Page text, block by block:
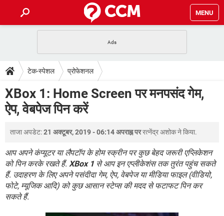
MENU
फोन पर अकाउंट बैलेंस चेक
WhatsApp Hack हो गया? Lucky Patcher यूज करें
टेक-स्पेशल
2020 के फ्री एंटीवायरस
बेस्ट फ्री ऑनलाइन गेम्स
डाउनलोड
Vidmate
FORUM
TikTok Account Freeze हो गया JioPhone में TikTok डाउनलोड
SBI बैंक अकाउंट नंबर पता करें
केबल और कनेक्टर्स कंप्यूटर बस
सीरियल और पैरलल पोर्ट
टेक-स्पेशल प्रोफेशनल
XBox 1: Home Screen पर मनपसंद गेम,
ऐप, वेबपेज पिन करें
ताजा अपडेट:21 अक्टूबर, 2019 - 06:14 अपराह्न पररत्नेंद्र अशोकने किया.
आप अपने कंप्यूटर या लैपटॉप के होम स्क्रीन पर कुछ बेहद जरूरी एप्लिकेशन
को पिन करके रखते हैं. XBox 1 से आप इन एप्लीकेशंस तक तुरंत पहुंच सकते
हैं. उदाहरण के लिए अपने पसंदीदा गेम, ऐप, वेबपेज या मीडिया फाइल (वीडियो,
फोटे, म्यूजिक आदि) को कुछ आसान स्टेप्स की मदद से फटाफट पिन कर
सकते हैं.